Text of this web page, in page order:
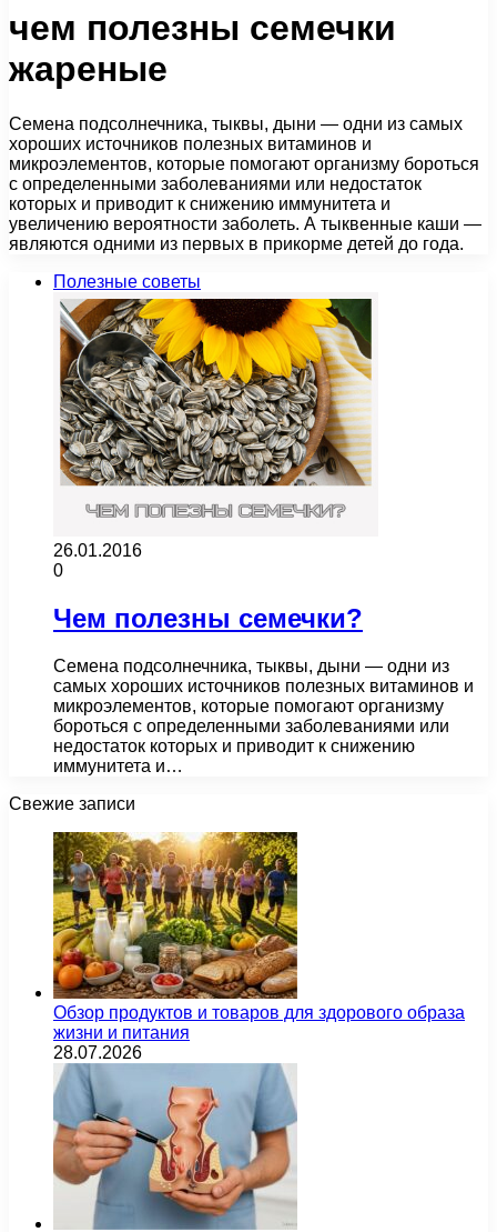
чем полезны семечки
жареные
Семена подсолнечника, тыквы, дыни — одни из самых
хороших источников полезных витаминов и
микроэлементов, которые помогают организму бороться
с определенными заболеваниями или недостаток
которых и приводит к снижению иммунитета и
увеличению вероятности заболеть. А тыквенные каши —
являются одними из первых в прикорме детей до года.
Полезные советы
26.01.2016
0
Чем полезны семечки?
Семена подсолнечника, тыквы, дыни — одни из
самых хороших источников полезных витаминов и
микроэлементов, которые помогают организму
бороться с определенными заболеваниями или
недостаток которых и приводит к снижению
иммунитета и…
Свежие записи
Обзор продуктов и товаров для здорового образа
жизни и питания
28.07.2026